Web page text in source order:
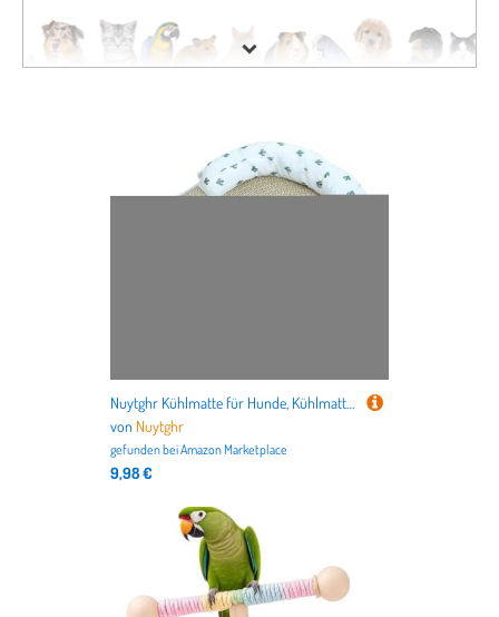
Nuytghr
Preis
Sie auch direkt in unseren Fachabteilungen
Aquaristik von
Nuytghr
oder Angeboten fürHunde von Nuytghrschauen.
nicht nur alles für Deutschlands beliebteste Haustiere
, sondern auch fürVögel,Kleintiere
Terrarienbis hin zu demTierbedarf für Pferde.
Nuytghr Kühlmatte für Hunde, Kühlmatte für Haustiere, 15x11 Zoll Kühlkissen Sommer-Haustierbett, Kühlunterlage für Hunde, Outdoor-Hundebett, Sommer-Kühlmatte und Schlafunterlage für Hauskatzen
von Nuytghr
gefunden beiAmazon Marketplace
9,98 €